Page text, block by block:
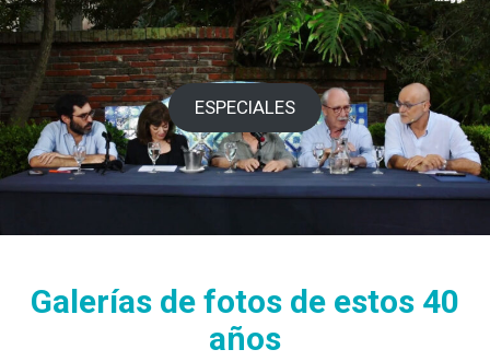
ESPECIALES
Galerías de fotos de estos 40
años